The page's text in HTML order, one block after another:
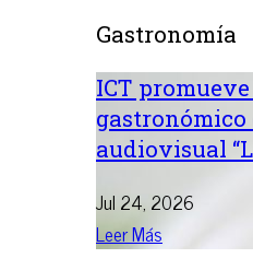
Gastronomía
ICT
gastronómico
audiovisual
Jul 24, 2026
Leer Más